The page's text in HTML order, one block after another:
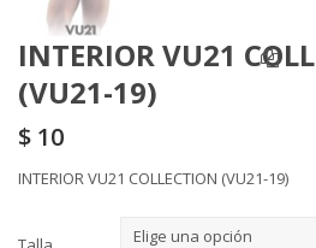
INTERIOR VU21
(VU21-19)
$ 10
INTERIOR VU21 COLLECTION (VU21-19)